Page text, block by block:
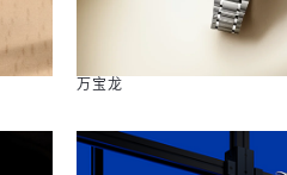
万宝龙